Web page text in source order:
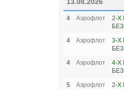
4 Аэрофлот
2-Х
4
Аэрофлот
3-Х
4
Аэрофлот
4-Х
5
Аэрофлот
2-Х